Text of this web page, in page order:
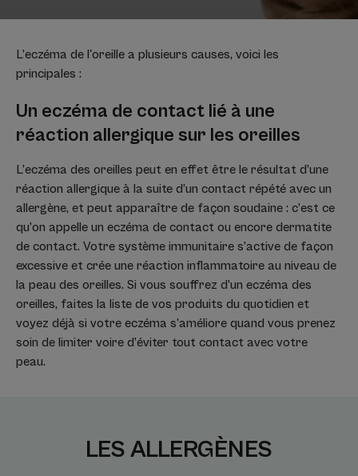
L’eczéma de l'oreille a plusieurs causes, voici les
principales :
Un eczéma de contact lié à une
réaction allergique sur les oreilles
L’eczéma des oreilles peut en effet être le résultat d’une
réaction allergique à la suite d’un contact répété avec un
allergène, et peut apparaître de façon soudaine : c’est ce
qu’on appelle un eczéma de contact ou encore dermatite
de contact. Votre système immunitaire s’active de façon
excessive et crée une réaction inflammatoire au niveau de
la peau des oreilles. Si vous souffrez d’un eczéma des
oreilles, faites la liste de vos produits du quotidien et
voyez déjà si votre eczéma s’améliore quand vous prenez
soin de limiter voire d’éviter tout contact avec votre
peau.
LES ALLERGÈNES